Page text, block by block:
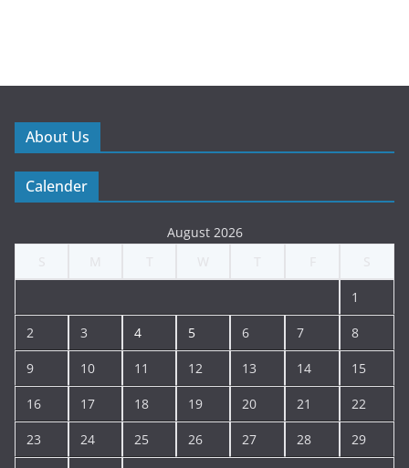
About Us
Calender
August 2026
1
2 3 4 5 6 7 8
9 10 11 12 13 14 15
16 17 18 19 20 21 22
23 24 25 26 27 28 29